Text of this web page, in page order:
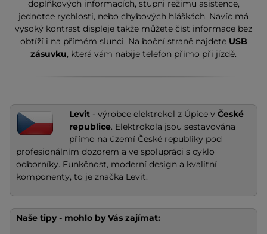
doplňkových informacích, stupni režimu asistence,
jednotce rychlosti, nebo chybových hláškách. Navíc má
vysoký kontrast displeje takže můžete číst informace bez
obtíží i na přímém slunci. Na boční straně najdeteUSB
zásuvku, která vám nabije telefon přímo při jízdě.
Levit - výrobce elektrokol z Úpice v České
republice. Elektrokola jsou sestavována
přímo na území České republiky pod
profesionálním dozorem a ve spolupráci s cyklo
odborníky. Funkčnost, moderní design a kvalitní
komponenty, to je značka Levit.
Naše tipy - mohlo by Vás zajímat: